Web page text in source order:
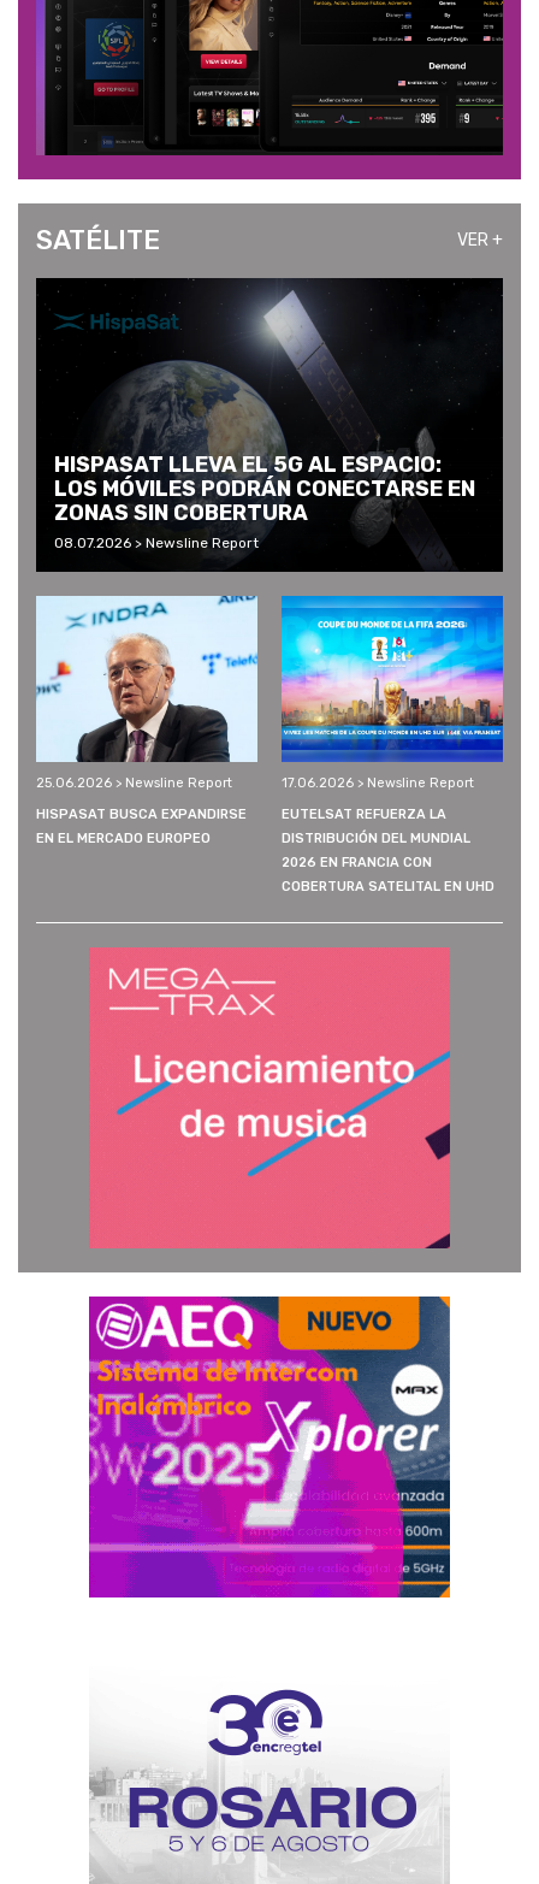
SATÉLITE VER +
HISPASAT LLEVA EL 5G AL ESPACIO:
LOS MÓVILES PODRÁN CONECTARSE EN
ZONAS SIN COBERTURA
08.07.2026 > Newsline Report
25.06.2026 > Newsline Report
HISPASAT BUSCA EXPANDIRSE
EN EL MERCADO EUROPEO
17.06.2026 > Newsline Report
EUTELSAT REFUERZA LA
DISTRIBUCIÓN DEL MUNDIAL
2026 EN FRANCIA CON
COBERTURA SATELITAL EN UHD